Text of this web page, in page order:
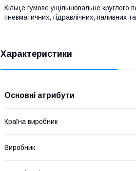
Кільце гумове ущільнювальне
пневматичних, гідравлічних, паливних
Характеристики
Основні атрибути
Країна виробник
Виробник